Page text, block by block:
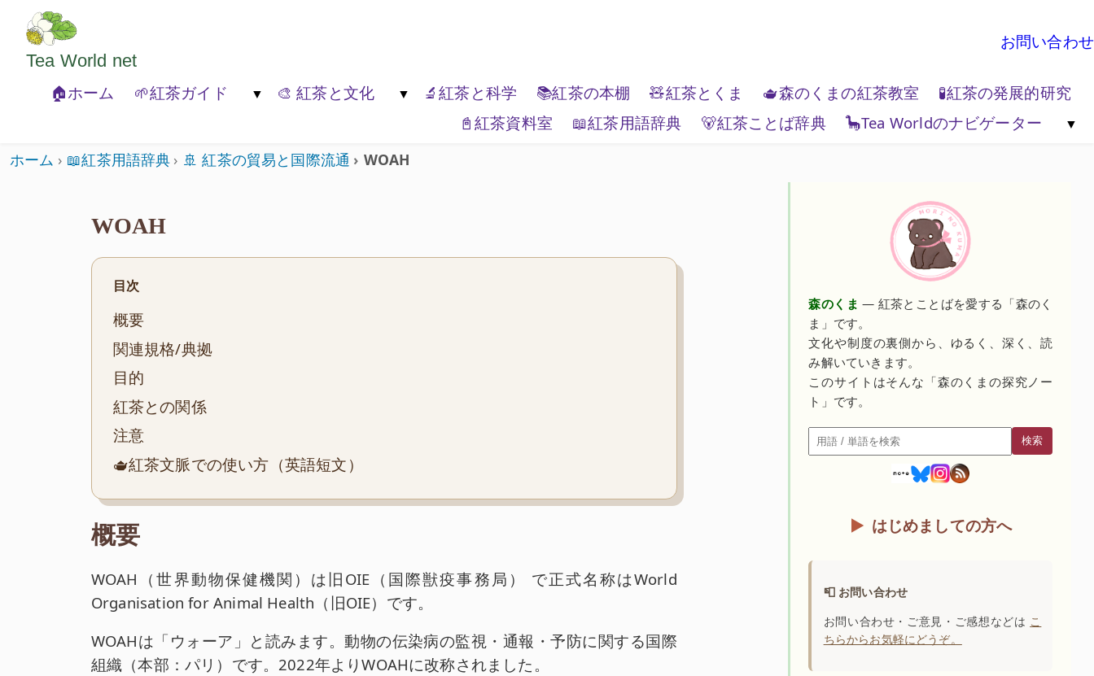
ようこそいらっしゃいました。どうぞごゆっくり楽しんでください。
Tea World net
お問い合わせ
🏠ホーム
🌱紅茶ガイド
🏔️エリアティー 📦ティーブランド
🎨 紅茶と文化
🎭紅茶と表現 🌏紅茶と世界 🗺️紅茶と地政学
🔬紅茶と科学 📚紅茶の本棚 🧸紅茶とくま 🫖森のくまの紅茶教室
🧪紅茶の発展的研究
📓紅茶資料室
📖紅茶用語辞典 🐻紅茶ことば辞典
🦕Tea Worldのナビゲーター
ホーム 📖紅茶用語辞典 🚢 紅茶の貿易と国際流通 WOAH
WOAH
目次
概要
関連規格/典拠
目的
紅茶との関係
注意
🫖紅茶文脈での使い方（英語短文）
概要
WOAH（世界動物保健機関）は旧OIE（国際獣疫事務局） で正式名称はWorld
Organisation for Animal Health（旧OIE）です。
WOAHは「ウォーア」と読みます。動物の伝染病の監視・通報・予防に関する国際
組織（本部：パリ）です。2022年よりWOAHに改称されました。
森のくま — 紅茶とことばを愛する「森のく
ま」です。
文化や制度の裏側から、ゆるく、深く、読
み解いていきます。
このサイトはそんな「森のくまの探究ノー
ト」です。
検索
検索
はじめましての方へ
📮 お問い合わせ
お問い合わせ・ご意見・ご感想などは こ
ちらからお気軽にどうぞ。